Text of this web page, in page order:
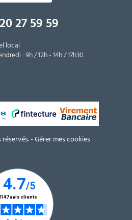
27 59 59
local
: 9h / 12h - 14h / 17h30
-Gérer mes cookies